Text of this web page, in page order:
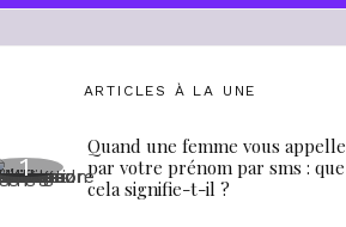
ARTICLES À LA UNE
Quand une femme vous appelle
par votre prénom par sms : que
cela signifie-t-il ?